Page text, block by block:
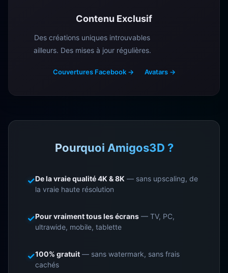
Contenu Exclusif
Des créations uniques introuvables
ailleurs. Des mises à jour régulières.
Couvertures Facebook → Avatars →
Pourquoi Amigos3D ?
✓De la vraie qualité 4K & 8K — sans upscaling, de
la vraie haute résolution
✓Pour vraiment tous les écrans — TV, PC,
ultrawide, mobile, tablette
✓100% gratuit — sans watermark, sans frais
cachés